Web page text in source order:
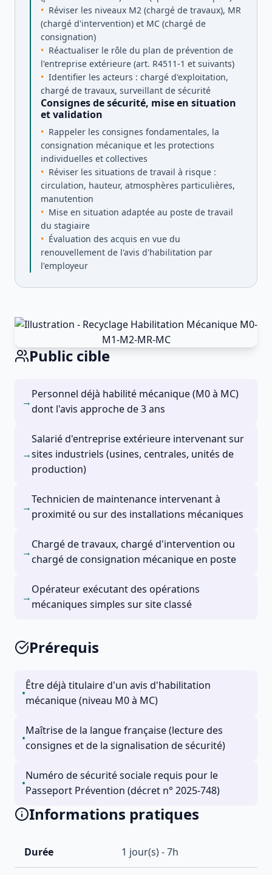
Réviser les niveaux M2 (chargé de travaux), MR
(chargé d'intervention) et MC (chargé de
consignation)
Réactualiser le rôle du plan de prévention de
l'entreprise extérieure (art. R4511-1 et suivants)
Identifier les acteurs : chargé d'exploitation,
chargé de travaux, surveillant de sécurité
Consignes de sécurité, mise en situation
et validation
Rappeler les consignes fondamentales, la
consignation mécanique et les protections
individuelles et collectives
Réviser les situations de travail à risque :
circulation, hauteur, atmosphères particulières,
manutention
Mise en situation adaptée au poste de travail
du stagiaire
Évaluation des acquis en vue du
renouvellement de l'avis d'habilitation par
l'employeur
Public cible
→
Personnel déjà habilité mécanique (M0 à MC)
dont l'avis approche de 3 ans
→
Salarié d'entreprise extérieure intervenant sur
sites industriels (usines, centrales, unités de
production)
→
Technicien de maintenance intervenant à
proximité ou sur des installations mécaniques
→
Chargé de travaux, chargé d'intervention ou
chargé de consignation mécanique en poste
→
Opérateur exécutant des opérations
mécaniques simples sur site classé
Prérequis
•
Être déjà titulaire d'un avis d'habilitation
mécanique (niveau M0 à MC)
•
Maîtrise de la langue française (lecture des
consignes et de la signalisation de sécurité)
•
Numéro de sécurité sociale requis pour le
Passeport Prévention (décret n° 2025-748)
Informations pratiques
Durée 1 jour(s) -7h